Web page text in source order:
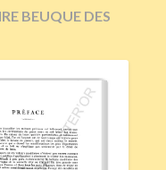
BEUQUE DES